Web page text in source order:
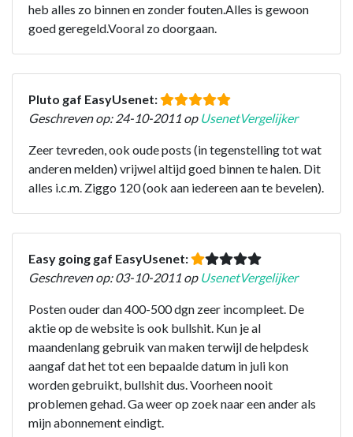
heb alles zo binnen en zonder fouten.Alles is gewoon
goed geregeld.Vooral zo doorgaan.
Pluto gaf EasyUsenet:
Geschreven op: 24-10-2011 op UsenetVergelijker
Zeer tevreden, ook oude posts (in tegenstelling tot wat
anderen melden) vrijwel altijd goed binnen te halen. Dit
alles i.c.m. Ziggo 120 (ook aan iedereen aan te bevelen).
Easy going gaf EasyUsenet:
Geschreven op: 03-10-2011 op UsenetVergelijker
Posten ouder dan 400-500 dgn zeer incompleet. De
aktie op de website is ook bullshit. Kun je al
maandenlang gebruik van maken terwijl de helpdesk
aangaf dat het tot een bepaalde datum in juli kon
worden gebruikt, bullshit dus. Voorheen nooit
problemen gehad. Ga weer op zoek naar een ander als
mijn abonnement eindigt.